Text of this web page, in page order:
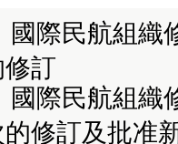
國際民航組織
修訂
國際民航組織
的修訂及批准